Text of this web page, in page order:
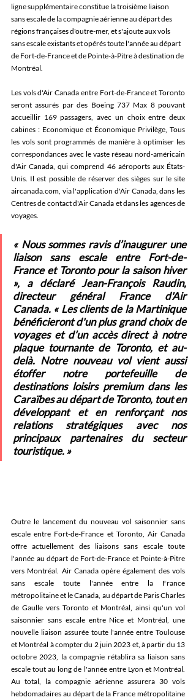
ligne supplémentaire constitue la troisième liaison
sans escale de la compagnie aérienne au départ des
régions françaises d'outre-mer, et s'ajoute aux vols
sans escale existants et opérés toute l'année au départ
de Fort-de-France et de Pointe-à-Pitre à destination de
Montréal.
Les vols d'Air Canada entre Fort-de-France et Toronto
seront assurés par des Boeing 737 Max 8 pouvant
accueillir 169 passagers, avec un choix entre deux
cabines : Economique et Économique Privilège, Tous
les vols sont programmés de manière à optimiser les
correspondances avec le vaste réseau nord-américain
d'Air Canada, qui comprend 46 aéroports aux États-
Unis. Il est possible de réserver des sièges sur le site
aircanada.com, via l'application d'Air Canada, dans les
Centres de contact d'Air Canada et dans les agences de
voyages.
« Nous sommes ravis d’inaugurer une
liaison sans escale entre Fort-de-
France et Toronto pour la saison hiver
», a déclaré Jean-François Raudin,
directeur général France d'Air
Canada. « Les clients de la Martinique
bénéficieront d'un plus grand choix de
voyages et d’un accès direct à notre
plaque tournante de Toronto, et au-
delà. Notre nouveau vol vient aussi
étoffer notre portefeuille de
destinations loisirs premium dans les
Caraïbes au départ de Toronto, tout en
développant et en renforçant nos
relations stratégiques avec nos
principaux partenaires du secteur
touristique. »
Outre le lancement du nouveau vol saisonnier sans
escale entre Fort-de-France et Toronto, Air Canada
offre actuellement des liaisons sans escale toute
l'année au départ de Fort-de-France et Pointe-à-Pitre
vers Montréal. Air Canada opère également des vols
sans escale toute l'année entre la France
métropolitaine et le Canada, au départ de Paris Charles
de Gaulle vers Toronto et Montréal, ainsi qu'un vol
saisonnier sans escale entre Nice et Montréal, une
nouvelle liaison assurée toute l'année entre Toulouse
et Montréal à compter du 2 juin 2023 et, à partir du 13
octobre 2023, la compagnie rétablira sa liaison sans
escale tout au long de l'année entre Lyon et Montréal.
Au total, la compagnie aérienne assurera 30 vols
hebdomadaires au départ de la France métropolitaine